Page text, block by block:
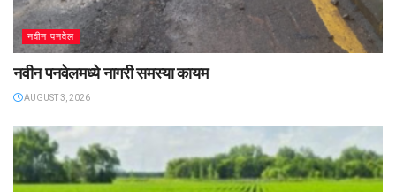
नवीन पनवेल
नवीन पनवेलमध्ये नागरी समस्या कायम
AUGUST 3, 2026